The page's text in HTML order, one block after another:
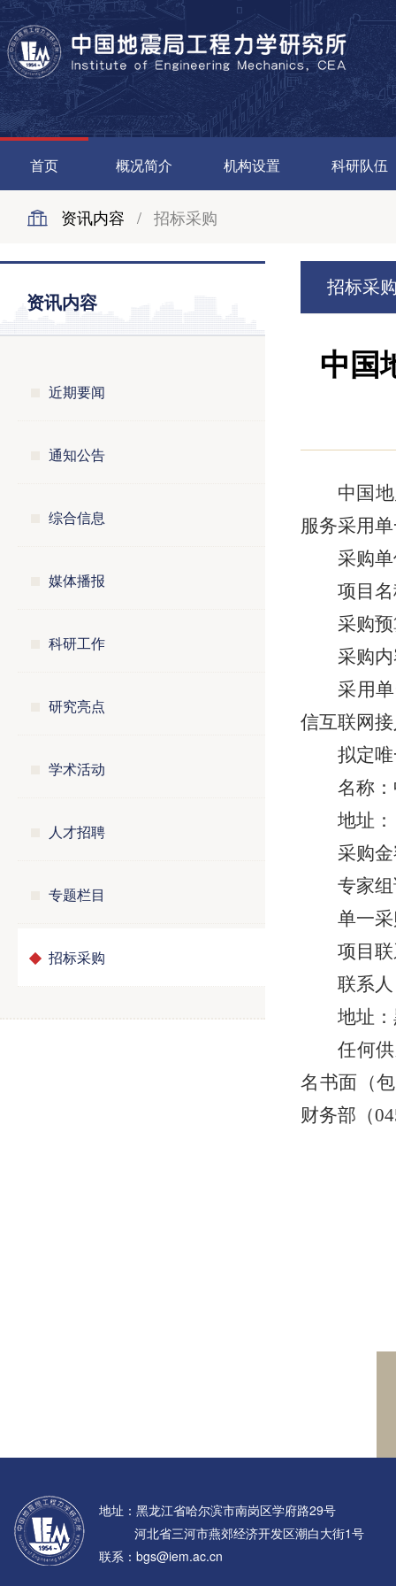
首页 概况简介 机构设置 科研队伍
资讯内容 / 招标采购
资讯内容
近期要闻
通知公告
综合信息
媒体播报
科研工作
研究亮点
学术活动
人才招聘
专题栏目
招标采购
招标采
中国
中国
服务采用
采购
项目
采购
采购
采用
信互联网
拟定
名称
地址
采购
专家
单一
项目
联系
地址
任何
名书面（
财务部（
地址：黑龙江省哈尔滨市南岗区学府路29号
河北省三河市燕郊经济开发区潮白大街1号
联系：bgs@iem.ac.cn